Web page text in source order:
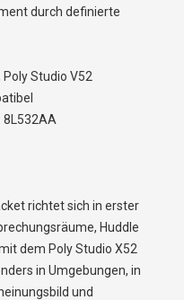
durch definierte
Studio V52
8L532AA
richtet sich in erster
Huddle
dem Poly Studio X52
in Umgebungen, in
und